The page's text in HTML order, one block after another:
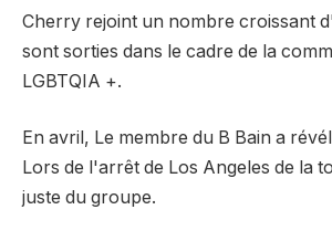
Cherry rejoint un nombre croissant
sont sorties dans le cadre de la
LGBTQIA +.
En avril, Le membre du B Bain a
Lors de l'arrêt de Los Angeles de la
juste du groupe.